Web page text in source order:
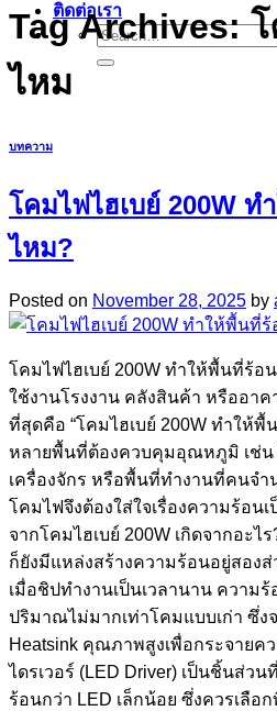
ติดต่อเรา
Search
for:
Tag Archives:
ไหม
บทความ
โคมไฟไฮเบย์ 200W
ไหม?
Posted on November 28, 2025 by
โคมไฟไฮเบย์ 200W ทำให้พื้นที่ร้
ใช้งานโรงงาน คลังสินค้า หรืออา
ที่สุดคือ “โคมไฮเบย์ 200W ทำให้พื้
หลายพื้นที่ต้องควบคุมอุณหภูมิ เช่น
เครื่องจักร หรือพื้นที่ทำงานที่คนจำ
โคมไฟจึงต้องใส่ใจเรื่องความร้อน
จากโคมไฮเบย์ 200W เกิดจากอะไ
ก็ยังมีแหล่งสร้างความร้อนอยู่สอง
เมื่อชิปทำงานเป็นเวลานาน ความ
ปริมาณไม่มากเท่าโคมแบบเก่า ซึ่ง
Heatsink คุณภาพสูงเพื่อกระจายค
ไดรเวอร์ (LED Driver) เป็นชิ้นส่ว
ร้อนกว่า LED เล็กน้อย ซึ่งควรเลือ